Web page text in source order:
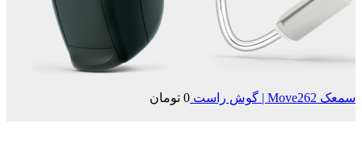
سمعک Move262 | گوش راست 0 تومان